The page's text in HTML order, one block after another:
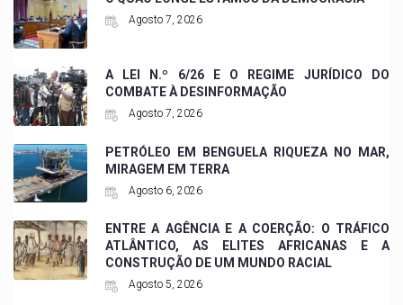
Agosto 7, 2026
A LEI N.º 6/26 E O REGIME JURÍDICO DO
COMBATE À DESINFORMAÇÃO
Agosto 7, 2026
PETRÓLEO EM BENGUELA RIQUEZA NO MAR,
MIRAGEM EM TERRA
Agosto 6, 2026
ENTRE A AGÊNCIA E A COERÇÃO: O TRÁFICO
ATLÂNTICO, AS ELITES AFRICANAS E A
CONSTRUÇÃO DE UM MUNDO RACIAL
Agosto 5, 2026